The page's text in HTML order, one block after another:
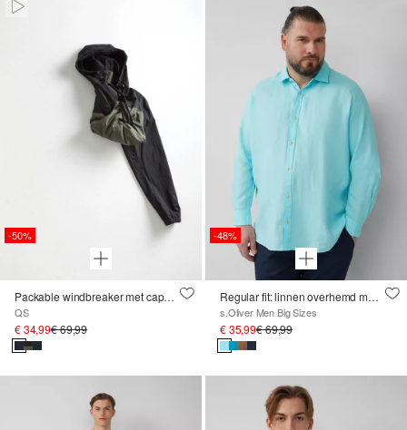
Paused • Muted
-50%
Packable windbreaker met capuchon
QS
€ 34,99€ 69,99
-48%
Regular fit: linnen overhemd met lange mouwen
s.Oliver Men Big Sizes
€ 35,99€ 69,99